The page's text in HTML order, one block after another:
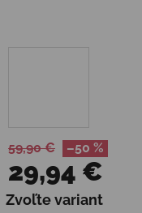
59,90 € –50 %
29,94 €
Jednotková cena:
Zvoľte variant